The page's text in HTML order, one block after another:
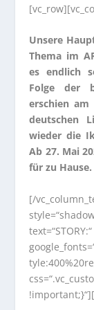
Unsere
Thema im
es endlich
Folge der
erschien
deutschen
wieder die
Ab 27. Mai
für zu Hause.
[/